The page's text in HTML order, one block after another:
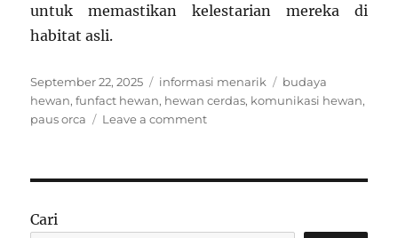
untuk memastikan kelestarian mereka di
habitat asli.
Posted
on
September 22, 2025 Categories
informasi menarik Tags
budaya
hewan,funfact hewan, hewan cerdas, komunikasi hewan,
paus orca
Leave a commenton
Menggunakan
Cari